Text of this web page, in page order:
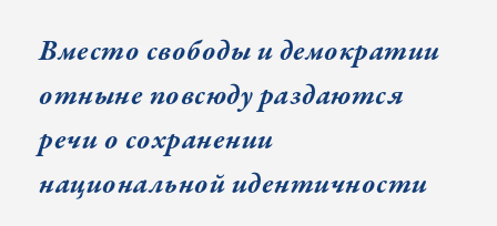
Вместо свободы и демократии
отныне повсюду раздаются
речи о сохранении
национальной идентичности